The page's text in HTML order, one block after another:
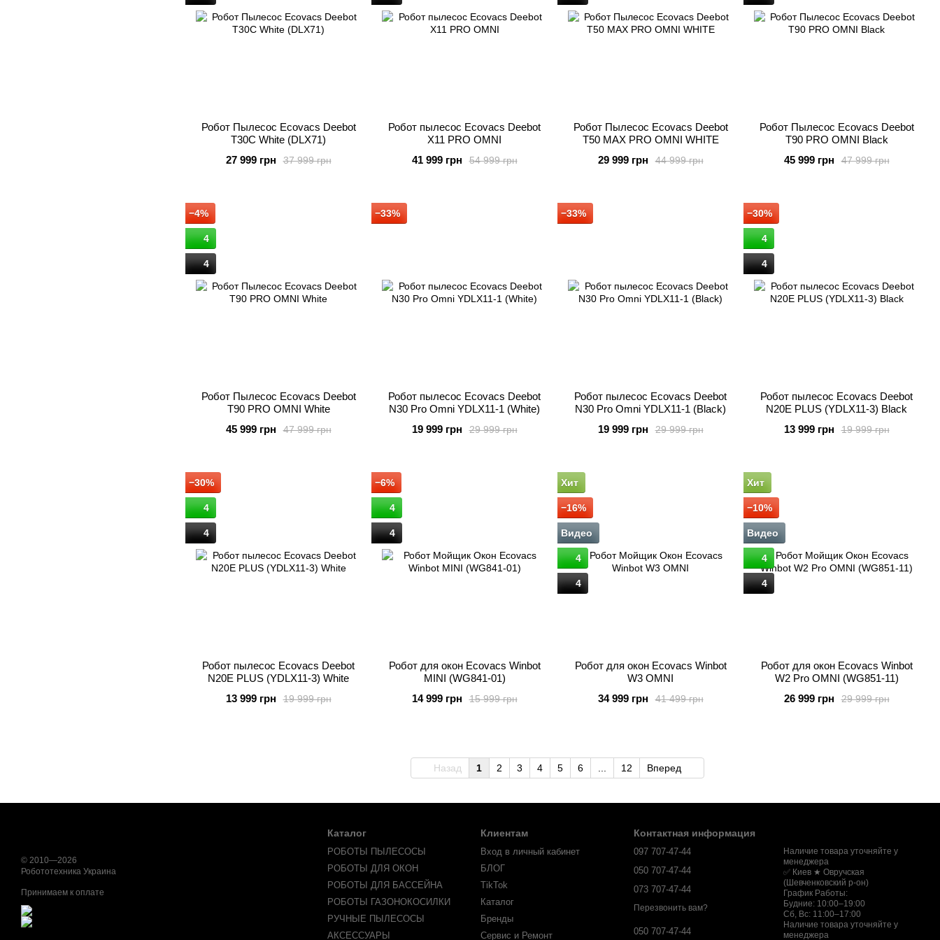
Робот Пылесос Ecovacs Deebot
T30C White (DLX71)
37 999 грн
27 999 грн
Робот пылесос Ecovacs Deebot
X11 PRO OMNI
54 999 грн
41 999 грн
Робот Пылесос Ecovacs Deebot
T50 MAX PRO OMNI WHITE
44 999 грн
29 999 грн
Робот Пылесос Ecovacs Deebot
T90 PRO OMNI Black
47 999 грн
45 999 грн
−4%
4
4
Робот Пылесос Ecovacs Deebot
T90 PRO OMNI White
47 999 грн
45 999 грн
−33%
Робот пылесос Ecovacs Deebot
N30 Pro Omni YDLX11-1 (White)
29 999 грн
19 999 грн
−33%
Робот пылесос Ecovacs Deebot
N30 Pro Omni YDLX11-1 (Black)
29 999 грн
19 999 грн
−30%
4
4
Робот пылесос Ecovacs Deebot
N20E PLUS (YDLX11-3) Black
19 999 грн
13 999 грн
−30%
4
4
Робот пылесос Ecovacs Deebot
N20E PLUS (YDLX11-3) White
19 999 грн
13 999 грн
−6%
4
4
Робот для окон Ecovacs Winbot
MINI (WG841-01)
15 999 грн
14 999 грн
Хит
−16%
Видео
4
4
Робот для окон Ecovacs Winbot
W3 OMNI
41 499 грн
34 999 грн
Хит
−10%
Видео
4
4
Робот для окон Ecovacs Winbot
W2 Pro OMNI (WG851-11)
29 999 грн
26 999 грн
Назад 1 2 3 4 5 6 12 Вперед
© 2010—2026
Робототехника Украина
Принимаем к оплате
Каталог
РОБОТЫ ПЫЛЕСОСЫ
РОБОТЫ ДЛЯ ОКОН
РОБОТЫ ДЛЯ БАССЕЙНА
РОБОТЫ ГАЗОНОКОСИЛКИ
РУЧНЫЕ ПЫЛЕСОСЫ
АКСЕССУАРЫ
Клиентам
Вход в личный кабинет
БЛОГ
TikTok
Каталог
Бренды
Сервис и Ремонт
Контактная информация
097 707-47-44
050 707-47-44
073 707-47-44
Перезвонить вам?
050 707-47-44
Наличие товара уточняйте у
менеджера
✅ Киев ★ Овручская
(Шевченковский р-он)
График Работы:
Будние: 10:00–19:00
Сб, Вс: 11:00–17:00
Наличие товара уточняйте у
менеджера